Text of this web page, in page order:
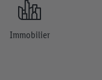
Immobilier